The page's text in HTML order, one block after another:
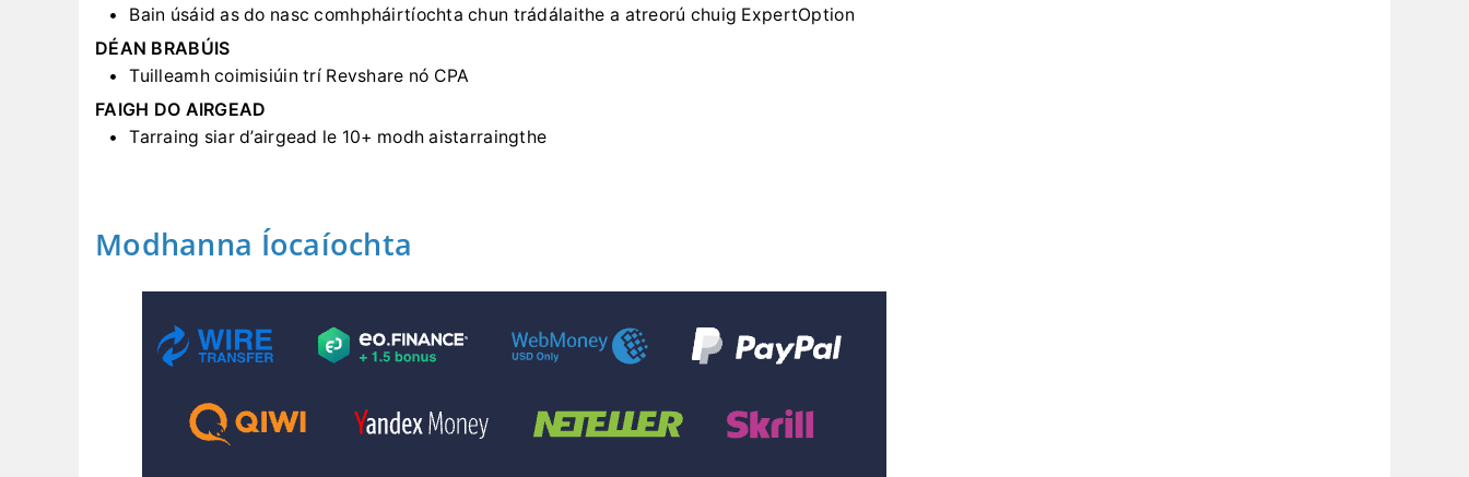
Bain úsáid as do nasc comhpháirtíochta chun trádálaithe a atreorú chuig ExpertOption
DÉAN BRABÚIS
Tuilleamh coimisiúin trí Revshare nó CPA
FAIGH DO AIRGEAD
Tarraing siar d’airgead le 10+ modh aistarraingthe
Modhanna Íocaíochta